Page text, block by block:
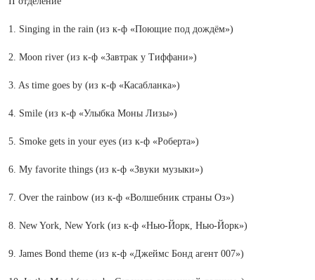
1. Singing in the rain (из к-ф «Поющие под дождём»)
2. Moon river (из к-ф «Завтрак у Тиффани»)
3. As time goes by (из к-ф «Касабланка»)
4. Smile (из к-ф «Улыбка Моны Лизы»)
5. Smoke gets in your eyes (из к-ф «Роберта»)
6. My favorite things (из к-ф «Звуки музыки»)
7. Over the rainbow (из к-ф «Волшебник страны Оз»)
8. New York, New York (из к-ф «Нью-Йорк, Нью-Йорк»)
9. James Bond theme (из к-ф «Джеймс Бонд агент 007»)